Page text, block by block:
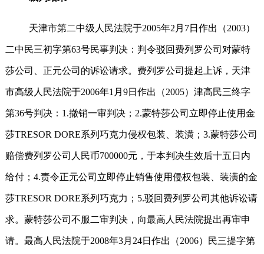
天津市第二中级人民法院于2005年2 月 7日作出（2003）
二中民三初字第63号民事判决：判令驳回费列罗公司对蒙特
莎公司、正元公司的诉讼请求。费列罗公司提起上诉，天津
市高级人民法院于2006年1 月 9日作出（2005）津高民三终字
第36号判决： 1.撤销一审判决； 2.蒙特莎公司立即停止使用金
莎TRESOR DORE系列巧克力侵权包装、装潢； 3.蒙特莎公司
赔偿费列罗公司人民币700000元，于本判决生效后十五日内
给付； 4.责令正元公司立即停止销售使用侵权包装、装潢的金
莎TRESOR DORE系列巧克力； 5.驳回费列罗公司其他诉讼请
求。蒙特莎公司不服二审判决，向最高人民法院提出再审申
请。最高人民法院于2008年3月 24日作出（2006）民三提字第